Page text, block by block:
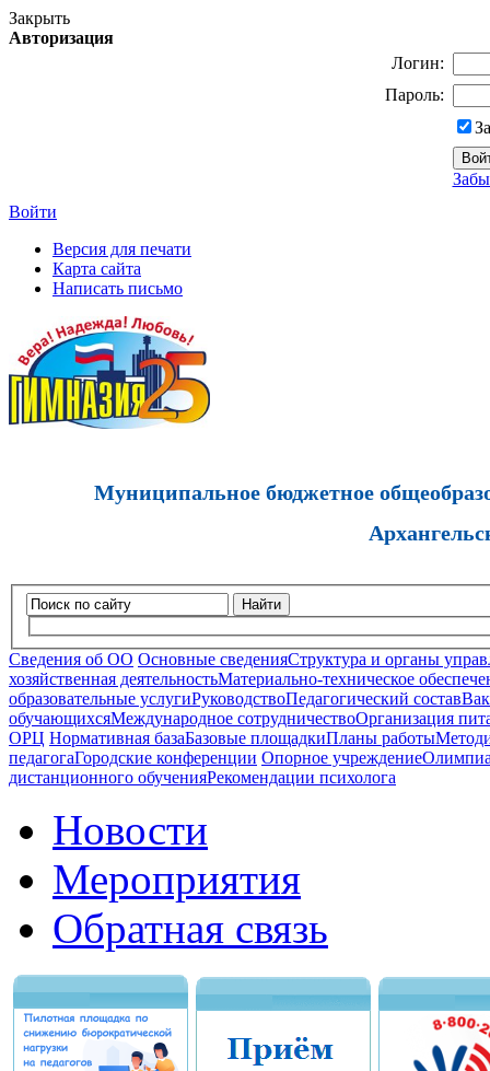
Закрыть
Авторизация
Логин:
Пароль:
Войти
Версия для печати
Карта сайта
Написать письмо
Муниципальное бюджетное
Найти
Сведения об ОО Основные сведенияСтруктура и органы
хозяйственная деятельностьМатериально-техническое
образовательные услугиРуководствоПедагогический состав
обучающихсяМеждународное сотрудничествоОрганизация
ОРЦ Нормативная базаБазовые площадкиПланы работы
педагогаГородские конференции Опорное учреждение
дистанционного обученияРекомендации психолога
Новости
Мероприятия
Обратная связь